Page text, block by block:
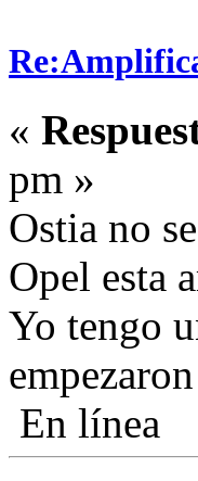
«
pm »
Ostia no
Opel esta
Yo tengo
En línea